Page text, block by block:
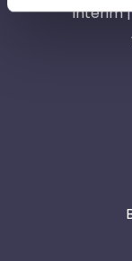
Interim |